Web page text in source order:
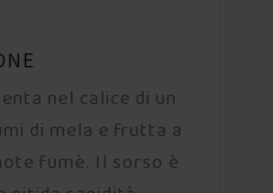
nel calice di un
di mela e frutta a
fumè. Il sorso è